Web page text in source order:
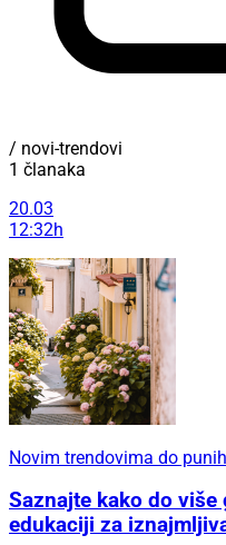
/ novi-trendovi
1 članaka
20.03
12:32h
Novim trendovima do
Saznajte kako do
edukaciji za